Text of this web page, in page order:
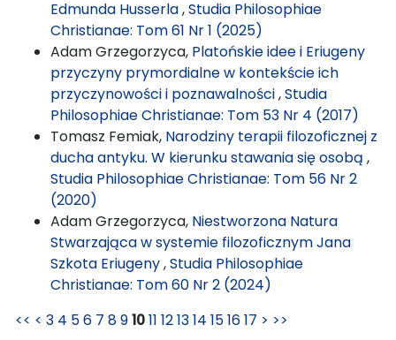
Edmunda Husserla,Studia Philosophiae
Christianae: Tom 61 Nr 1 (2025)
Adam Grzegorzyca, Platońskie idee i Eriugeny
przyczyny prymordialne w kontekście ich
przyczynowości i poznawalności,Studia
Philosophiae Christianae: Tom 53 Nr 4 (2017)
Tomasz Femiak, Narodziny terapii filozoficznej z
ducha antyku. W kierunku stawania się osobą ,
Studia Philosophiae Christianae: Tom 56 Nr 2
(2020)
Adam Grzegorzyca, Niestworzona Natura
Stwarzająca w systemie filozoficznym Jana
Szkota Eriugeny,Studia Philosophiae
Christianae: Tom 60 Nr 2 (2024)
<< < 3 4 56 7 891011 121314 151617 > >>